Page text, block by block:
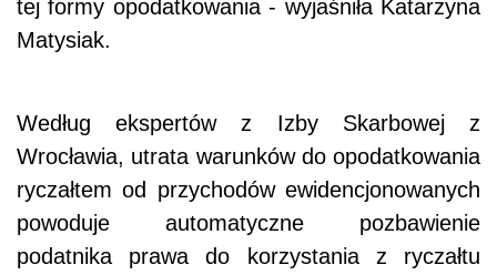
tej formy opodatkowania - wyjaśniła Katarzyna
Matysiak.
Według ekspertów z Izby Skarbowej z
Wrocławia, utrata warunków do opodatkowania
ryczałtem od przychodów ewidencjonowanych
powoduje automatyczne pozbawienie
podatnika prawa do korzystania z ryczałtu